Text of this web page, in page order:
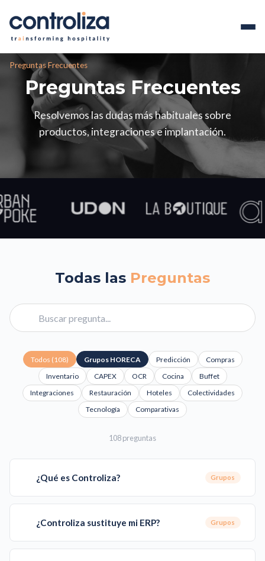
Preguntas Frecuentes
Preguntas Frecuentes
Resolvemos las dudas más habituales sobre
productos, integraciones e implantación.
Todas las Preguntas
Todos (108) Grupos HORECA Predicción
Compras
Inventario
CAPEX OCR Cocina
Buffet
Integraciones
Restauración Hoteles
Colectividades
Tecnología
Comparativas
108preguntas
¿Qué es Controliza? Grupos
¿Controliza sustituye mi ERP? Grupos